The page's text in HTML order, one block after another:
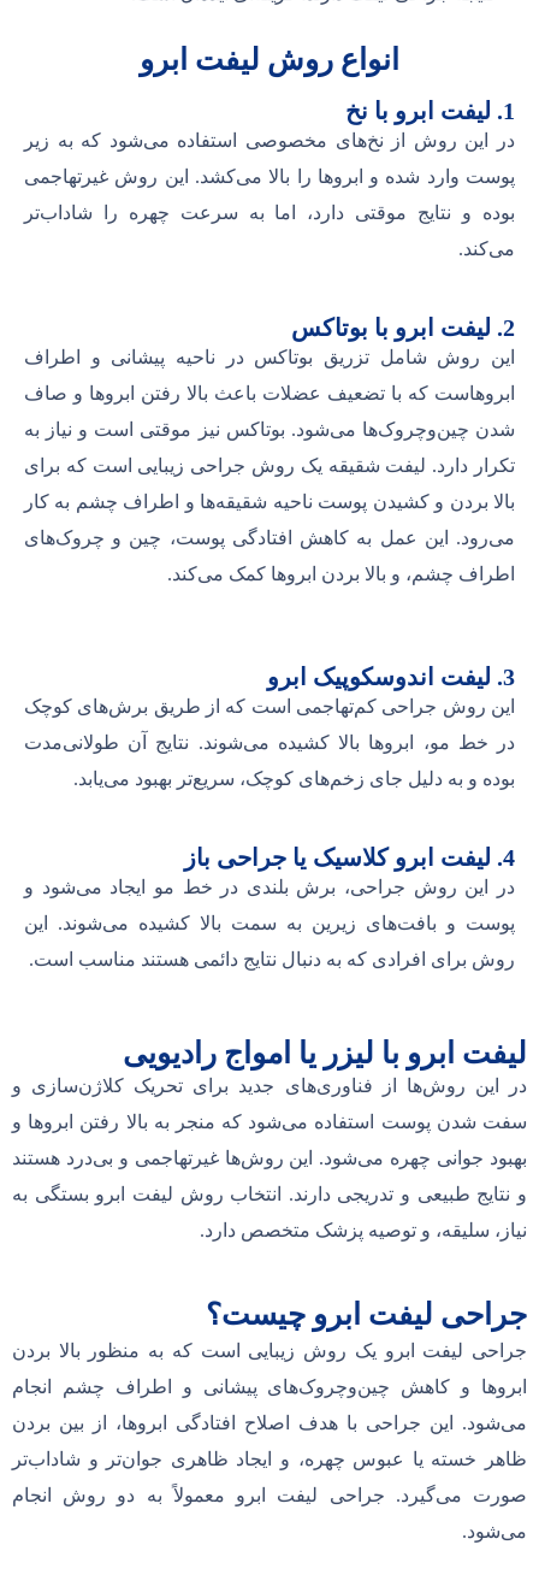
انواع روش لیفت ابرو
1. لیفت ابرو با نخ
در این روش از نخ‌های مخصوصی استفاده می‌شود که به زیر
پوست وارد شده و ابروها را بالا می‌کشد. این روش غیرتهاجمی
بوده و نتایج موقتی دارد، اما به سرعت چهره را شاداب‌تر
می‌کند.
2. لیفت ابرو با بوتاکس
این روش شامل تزریق بوتاکس در ناحیه پیشانی و اطراف
ابروهاست که با تضعیف عضلات باعث بالا رفتن ابروها و صاف
شدن چین‌و‌چروک‌ها می‌شود. بوتاکس نیز موقتی است و نیاز به
تکرار دارد. لیفت شقیقه یک روش جراحی زیبایی است که برای
بالا بردن و کشیدن پوست ناحیه شقیقه‌ها و اطراف چشم به کار
می‌رود. این عمل به کاهش افتادگی پوست، چین و چروک‌های
اطراف چشم، و بالا بردن ابروها کمک می‌کند.
3. لیفت اندوسکوپیک ابرو
این روش جراحی کم‌تهاجمی است که از طریق برش‌های کوچک
در خط مو، ابروها بالا کشیده می‌شوند. نتایج آن طولانی‌مدت
بوده و به دلیل جای زخم‌های کوچک، سریع‌تر بهبود می‌یابد.
4. لیفت ابرو کلاسیک یا جراحی باز
در این روش جراحی، برش بلندی در خط مو ایجاد می‌شود و
پوست و بافت‌های زیرین به سمت بالا کشیده می‌شوند. این
روش برای افرادی که به دنبال نتایج دائمی هستند مناسب است.
لیفت ابرو با لیزر یا امواج رادیویی
در این روش‌ها از فناوری‌های جدید برای تحریک کلاژن‌سازی و
سفت شدن پوست استفاده می‌شود که منجر به بالا رفتن ابروها و
بهبود جوانی چهره می‌شود. این روش‌ها غیرتهاجمی و بی‌درد هستند
و نتایج طبیعی و تدریجی دارند. انتخاب روش لیفت ابرو بستگی به
نیاز، سلیقه، و توصیه پزشک متخصص دارد.
جراحی لیفت ابرو چیست؟
جراحی لیفت ابرو یک روش زیبایی است که به منظور بالا بردن
ابروها و کاهش چین‌و‌چروک‌های پیشانی و اطراف چشم انجام
می‌شود. این جراحی با هدف اصلاح افتادگی ابروها، از بین بردن
ظاهر خسته یا عبوس چهره، و ایجاد ظاهری جوان‌تر و شاداب‌تر
صورت می‌گیرد. جراحی لیفت ابرو معمولاً به دو روش انجام
می‌شود.